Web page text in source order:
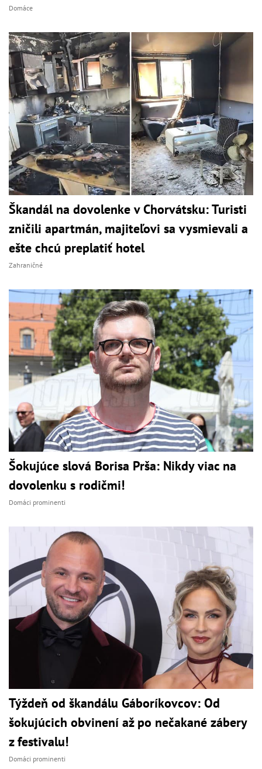
Domáce
Škandál na dovolenke v Chorvátsku: Turisti
zničili apartmán, majiteľovi sa vysmievali a
ešte chcú preplatiť hotel
Zahraničné
Šokujúce slová Borisa Prša: Nikdy viac na
dovolenku s rodičmi!
Domáci prominenti
Týždeň od škandálu Gáboríkovcov: Od
šokujúcich obvinení až po nečakané zábery
z festivalu!
Domáci prominenti